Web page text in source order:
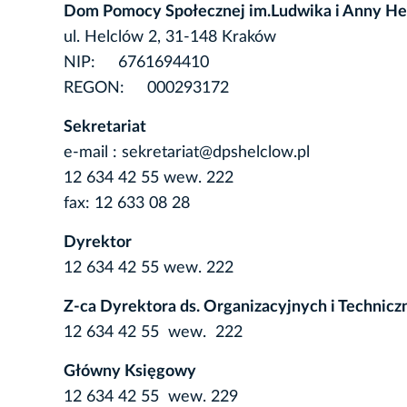
Dom Pomocy Społecznej im.Ludwika i Anny
ul. Helclów 2, 31-148 Kraków
NIP: 6761694410
REGON: 000293172
Sekretariat
e-mail : sekretariat@dpshelclow.pl
12 634 42 55 wew. 222
fax: 12 633 08 28
Dyrektor
12 634 42 55 wew. 222
Z-ca Dyrektora ds. Organizacyjnych i
12 634 42 55 wew. 222
Główny Księgowy
12 634 42 55 wew. 229